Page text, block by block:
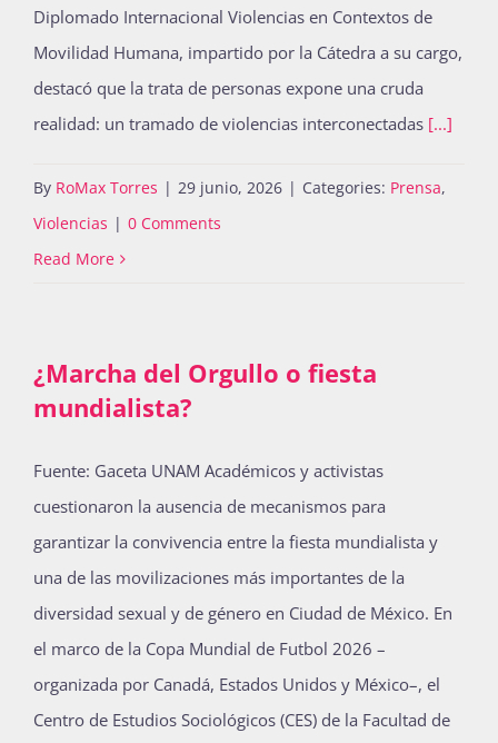
Diplomado Internacional Violencias en Contextos de
Movilidad Humana, impartido por la Cátedra a su cargo,
destacó que la trata de personas expone una cruda
realidad: un tramado de violencias interconectadas [...]
By RoMax Torres | 29 junio, 2026 | Categories: Prensa,
Violencias | 0 Comments
Read More
¿Marcha del Orgullo o fiesta
mundialista?
Fuente: Gaceta UNAM Académicos y activistas
cuestionaron la ausencia de mecanismos para
garantizar la convivencia entre la fiesta mundialista y
una de las movilizaciones más importantes de la
diversidad sexual y de género en Ciudad de México. En
el marco de la Copa Mundial de Futbol 2026 –
organizada por Canadá, Estados Unidos y México–, el
Centro de Estudios Sociológicos (CES) de la Facultad de